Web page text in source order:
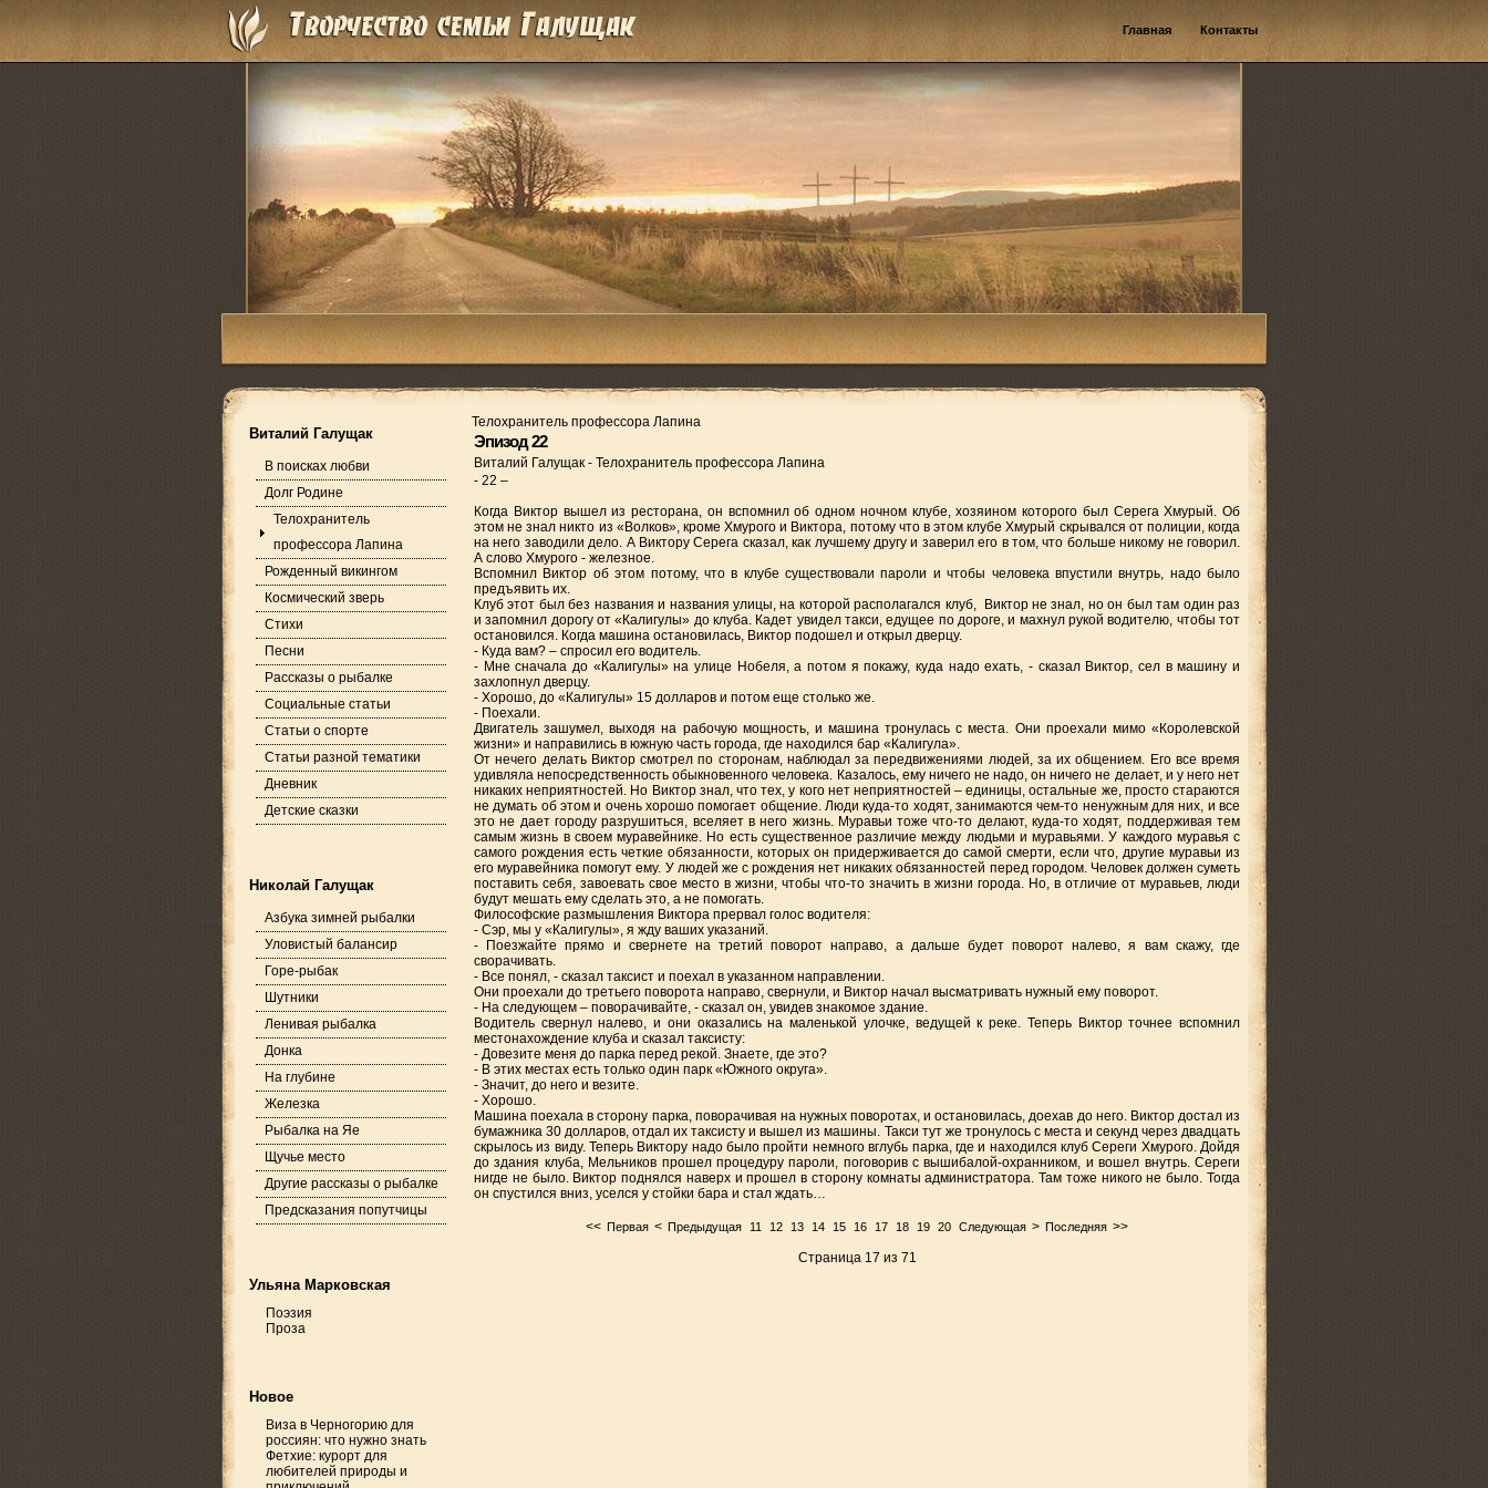
Главная Контакты
Виталий Галущак
В поисках любви
Долг Родине
Телохранитель
профессора Лапина
Рожденный викингом
Космический зверь
Стихи
Песни
Рассказы о рыбалке
Социальные статьи
Статьи о спорте
Статьи разной тематики
Дневник
Детские сказки
Николай Галущак
Азбука зимней рыбалки
Уловистый балансир
Горе-рыбак
Шутники
Ленивая рыбалка
Донка
На глубине
Железка
Рыбалка на Яе
Щучье место
Другие рассказы о рыбалке
Предсказания попутчицы
Ульяна Марковская
Поэзия
Проза
Новое
Виза в Черногорию для
россиян: что нужно знать
Фетхие: курорт для
любителей природы и
Телохранитель профессора Лапина
Эпизод 22
Виталий Галущак - Телохранитель профессора Лапина
- 22 –
Когда Виктор вышел из ресторана, он вспомнил об одном ночном клубе, хозяином которого был Серега Хмурый. Об
этом не знал никто из «Волков», кроме Хмурого и Виктора, потому что в этом клубе Хмурый скрывался от полиции, когда
на него заводили дело. А Виктору Серега сказал, как лучшему другу и заверил его в том, что больше никому не говорил.
А слово Хмурого - железное.
Вспомнил Виктор об этом потому, что в клубе существовали пароли и чтобы человека впустили внутрь, надо было
предъявить их.
Клуб этот был без названия и названия улицы, на которой располагался клуб, Виктор не знал, но он был там один раз
и запомнил дорогу от «Калигулы» до клуба. Кадет увидел такси, едущее по дороге, и махнул рукой водителю, чтобы тот
остановился. Когда машина остановилась, Виктор подошел и открыл дверцу.
- Куда вам? – спросил его водитель.
- Мне сначала до «Калигулы» на улице Нобеля, а потом я покажу, куда надо ехать, - сказал Виктор, сел в машину и
захлопнул дверцу.
- Хорошо, до «Калигулы» 15 долларов и потом еще столько же.
- Поехали.
Двигатель зашумел, выходя на рабочую мощность, и машина тронулась с места. Они проехали мимо «Королевской
жизни» и направились в южную часть города, где находился бар «Калигула».
От нечего делать Виктор смотрел по сторонам, наблюдал за передвижениями людей, за их общением. Его все время
удивляла непосредственность обыкновенного человека. Казалось, ему ничего не надо, он ничего не делает, и у него нет
никаких неприятностей. Но Виктор знал, что тех, у кого нет неприятностей – единицы, остальные же, просто стараются
не думать об этом и очень хорошо помогает общение. Люди куда-то ходят, занимаются чем-то ненужным для них, и все
это не дает городу разрушиться, вселяет в него жизнь. Муравьи тоже что-то делают, куда-то ходят, поддерживая тем
самым жизнь в своем муравейнике. Но есть существенное различие между людьми и муравьями. У каждого муравья с
самого рождения есть четкие обязанности, которых он придерживается до самой смерти, если что, другие муравьи из
его муравейника помогут ему. У людей же с рождения нет никаких обязанностей перед городом. Человек должен суметь
поставить себя, завоевать свое место в жизни, чтобы что-то значить в жизни города. Но, в отличие от муравьев, люди
будут мешать ему сделать это, а не помогать.
Философские размышления Виктора прервал голос водителя:
- Сэр, мы у «Калигулы», я жду ваших указаний.
- Поезжайте прямо и свернете на третий поворот направо, а дальше будет поворот налево, я вам скажу, где
сворачивать.
- Все понял, - сказал таксист и поехал в указанном направлении.
Они проехали до третьего поворота направо, свернули, и Виктор начал высматривать нужный ему поворот.
- На следующем – поворачивайте, - сказал он, увидев знакомое здание.
Водитель свернул налево, и они оказались на маленькой улочке, ведущей к реке. Теперь Виктор точнее вспомнил
местонахождение клуба и сказал таксисту:
- Довезите меня до парка перед рекой. Знаете, где это?
- В этих местах есть только один парк «Южного округа».
- Значит, до него и везите.
- Хорошо.
Машина поехала в сторону парка, поворачивая на нужных поворотах, и остановилась, доехав до него. Виктор достал из
бумажника 30 долларов, отдал их таксисту и вышел из машины. Такси тут же тронулось с места и секунд через двадцать
скрылось из виду. Теперь Виктору надо было пройти немного вглубь парка, где и находился клуб Сереги Хмурого. Дойдя
до здания клуба, Мельников прошел процедуру пароли, поговорив с вышибалой-охранником, и вошел внутрь. Сереги
нигде не было. Виктор поднялся наверх и прошел в сторону комнаты администратора. Там тоже никого не было. Тогда
он спустился вниз, уселся у стойки бара и стал ждать…
<< Первая < Предыдущая 11 12 13 14 15 16 17 18 19 20 Следующая > Последняя >>
Страница 17 из 71